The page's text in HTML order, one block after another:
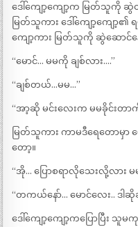
ဒေါ်ကျော့ကျော့က မြတ်သူကို
မြတ်သူကား ဒေါ်ကျော့ကျော့၏ ရမ္
ကျော့ကား မြတ်သူကို ဆွဲဆောင်နေ
“မောင်… မမကို ချစ်လား….”
“ချစ်တယ်…မမ…”
“အာ့ဆို မင်းလေးက မမခိုင်းတာ
မြတ်သူကား ကာမဒီရေတောမှာ မ
တော့။
“အို… ပြောစရာလိုသေးလို့လား
“တကယ်နော်… မောင်လေး.. ဒါဆို
ဒေါ်ကျော့ကျော့ကပြောပြီး